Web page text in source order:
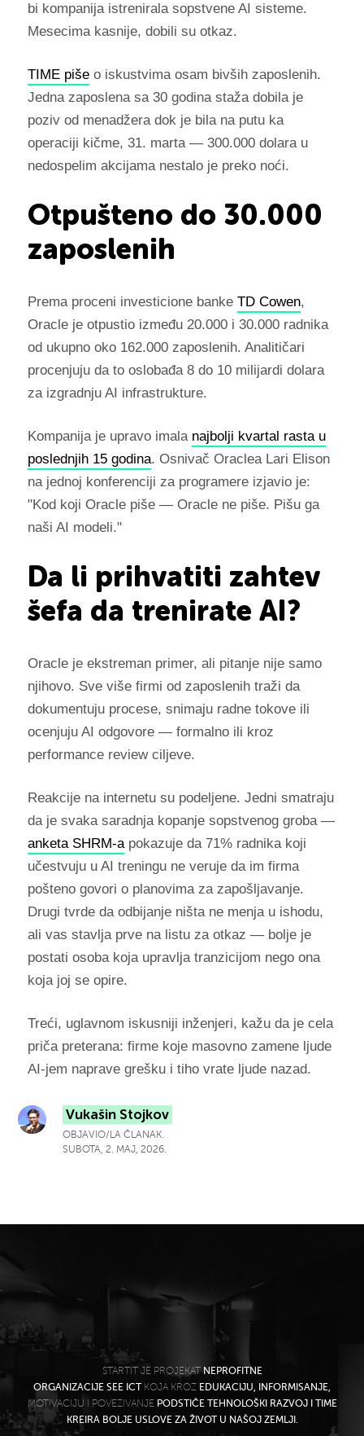
bi kompanija istrenirala sopstvene AI sisteme.
Mesecima kasnije, dobili su otkaz.
TIME pišeo iskustvima osam bivših zaposlenih.
Jedna zaposlena sa 30 godina staža dobila je
poziv od menadžera dok je bila na putu ka
operaciji kičme, 31. marta — 300.000 dolara u
nedospelim akcijama nestalo je preko noći.
Otpušteno do 30.000
zaposlenih
Prema proceni investicione banke TD Cowen,
Oracle je otpustio između 20.000 i 30.000 radnika
od ukupno oko 162.000 zaposlenih. Analitičari
procenjuju da to oslobađa 8 do 10 milijardi dolara
za izgradnju AI infrastrukture.
Kompanija je upravo imala najbolji kvartal rasta u
poslednjih 15 godina. Osnivač Oraclea Lari Elison
na jednoj konferenciji za programere izjavio je:
"Kod koji Oracle piše — Oracle ne piše. Pišu ga
naši AI modeli."
Da li prihvatiti zahtev
šefa da trenirate AI?
Oracle je ekstreman primer, ali pitanje nije samo
njihovo. Sve više firmi od zaposlenih traži da
dokumentuju procese, snimaju radne tokove ili
ocenjuju AI odgovore — formalno ili kroz
performance review ciljeve.
Reakcije na internetu su podeljene. Jedni smatraju
da je svaka saradnja kopanje sopstvenog groba —
anketa SHRM-apokazuje da 71% radnika koji
učestvuju u AI treningu ne veruje da im firma
pošteno govori o planovima za zapošljavanje.
Drugi tvrde da odbijanje ništa ne menja u ishodu,
ali vas stavlja prve na listu za otkaz — bolje je
postati osoba koja upravlja tranzicijom nego ona
koja joj se opire.
Treći, uglavnom iskusniji inženjeri, kažu da je cela
priča preterana: firme koje masovno zamene ljude
AI-jem naprave grešku i tiho vrate ljude nazad.
Vukašin Stojkov
OBJAVIO/LA ČLANAK.
SUBOTA, 2. MAJ, 2026.
STARTIT JE PROJEKAT NEPROFITNE
ORGANIZACIJE SEE ICTKOJA KROZ EDUKACIJU, INFORMISANJE,
MOTIVACIJU I POVEZIVANJE PODSTIČE TEHNOLOŠKI RAZVOJ I TIME
KREIRA BOLJE USLOVE ZA ŽIVOT U NAŠOJ ZEMLJI.